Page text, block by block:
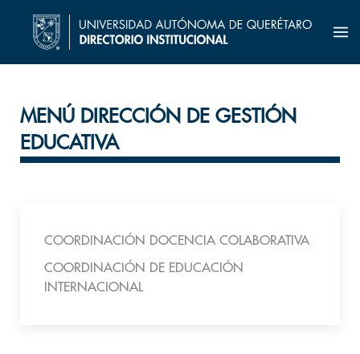
MENÚ DIRECCIÓN DE GESTIÓN
EDUCATIVA
COORDINACIÓN DOCENCIA COLABORATIVA
COORDINACIÓN DE EDUCACIÓN
INTERNACIONAL